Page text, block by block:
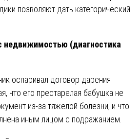
позволяют дать категорический
недвижимостью (диагностика
оспаривал договор дарения
что его престарелая бабушка не
из-за тяжелой болезни, и что
иным лицом с подражанием.